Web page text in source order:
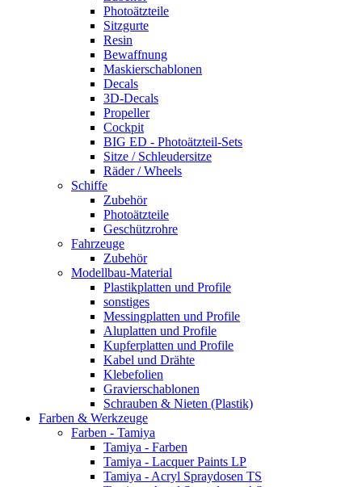
Photoätzteile
Sitzgurte
Resin
Bewaffnung
Maskierschablonen
Decals
3D-Decals
Propeller
Cockpit
BIG ED - Photoätzteil-Sets
Sitze / Schleudersitze
Räder / Wheels
Schiffe
Zubehör
Photoätzteile
Geschützrohre
Fahrzeuge
Zubehör
Modellbau-Material
Plastikplatten und Profile
sonstiges
Messingplatten und Profile
Aluplatten und Profile
Kupferplatten und Profile
Kabel und Drähte
Klebefolien
Gravierschablonen
Schrauben & Nieten (Plastik)
Farben & Werkzeuge
Farben - Tamiya
Tamiya - Farben
Tamiya - Lacquer Paints LP
Tamiya - Acryl Spraydosen TS